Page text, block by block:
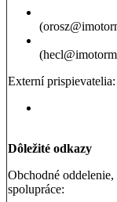
Externí prispievatelia:
Dôležité odkazy
Obchodné oddelenie,
spolupráce: